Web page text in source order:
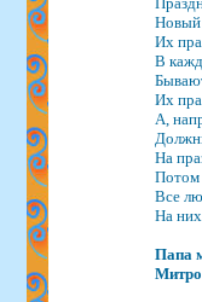
Новый
Их
В
Их
А,
На
Потом
Все
На них
Папа